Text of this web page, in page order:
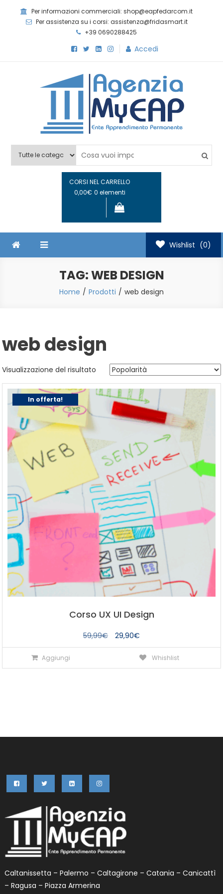
Per informazioni commerciali: shop@eapfedarcom.it
Per assistenza su i corsi: assistenza@fridasmart.it
+39 0690288425
Accedi
Agenzia MyEAP
CORSI NEL CARRELLO
0,00€ 0 elementi
Wishlist (0)
TAG:WEB DESIGN
Home Prodotti web design
web design
Visualizzazione del risultato
In offerta!
Corso UX UI Design
59,99€
Il
prezzo
originale
29,90€
prezzo
attuale
Aggiungi Whishlist
Caltanissetta – Palermo – Caltagirone – Catania – Canicattì
– Ragusa – Piazza Armerina